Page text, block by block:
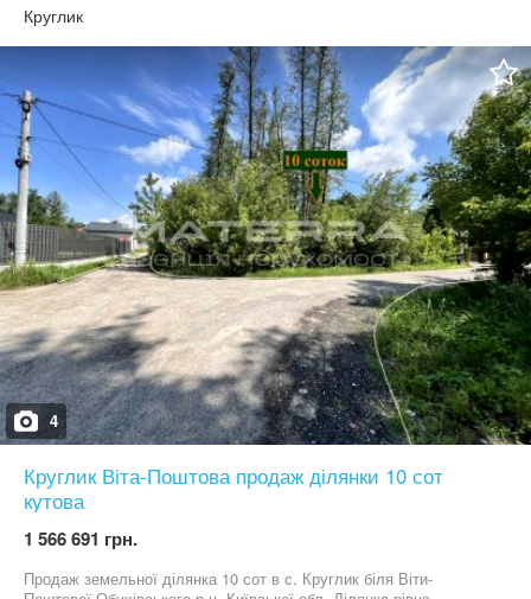
Електроенергія 3 фази - 20 кВт, зроблена свердловина та
переливний септик. (Газ підключити можливо) Гарна під'їзна
дорога до ділянки. Масив оточує повноцінний хвойний ліс та
каскад озер (супер риболовля та пляж для купання). Поруч
виключно сучасна забудова. Сусіди проживають на постійній
основі. В пішій доступності (200 метрів) магазин та спорт клуб
для дітей, манеж для прогулянок на конях. Зручне
місцерозташування для заміського будинку: Одеська траса - 3
км м. Київ (метро Теремки) - 10 км Телефонуйте, домовимось на
прегляд в зручний для Вас час!
Круглик
4
Круглик Віта-Поштова продаж ділянки 10 сот
кутова
1 566 691 грн.
Продаж земельної ділянка 10 сот в с. Круглик біля Віти-